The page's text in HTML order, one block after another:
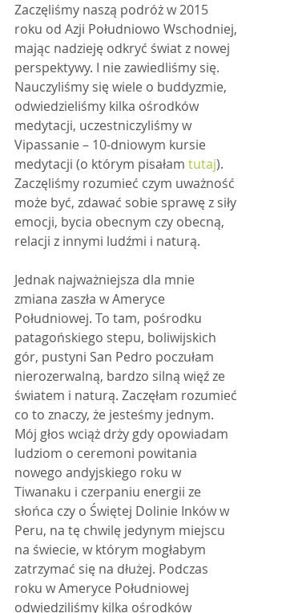
Zaczęliśmy naszą podróż w 2015
roku od Azji Południowo Wschodniej,
mając nadzieję odkryć świat z nowej
perspektywy. I nie zawiedliśmy się.
Nauczyliśmy się wiele o buddyzmie,
odwiedzieliśmy kilka ośrodków
medytacji, uczestniczyliśmy w
Vipassanie – 10-dniowym kursie
medytacji (o którym pisałam tutaj).
Zaczęliśmy rozumieć czym uważność
może być, zdawać sobie sprawę z siły
emocji, bycia obecnym czy obecną,
relacji z innymi ludźmi i naturą.
Jednak najważniejsza dla mnie
zmiana zaszła w Ameryce
Południowej. To tam, pośrodku
patagońskiego stepu, boliwijskich
gór, pustyni San Pedro poczułam
nierozerwalną, bardzo silną więź ze
światem i naturą. Zaczęłam rozumieć
co to znaczy, że jesteśmy jednym.
Mój głos wciąż drży gdy opowiadam
ludziom o ceremoni powitania
nowego andyjskiego roku w
Tiwanaku i czerpaniu energii ze
słońca czy o Świętej Dolinie Inków w
Peru, na tę chwilę jedynym miejscu
na świecie, w którym mogłabym
zatrzymać się na dłużej. Podczas
roku w Ameryce Południowej
odwiedziliśmy kilka ośrodków